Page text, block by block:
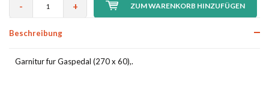
- + ZUM WARENKORB HINZUFÜGEN
Beschreibung
Garnitur fur Gaspedal (270 x 60),.